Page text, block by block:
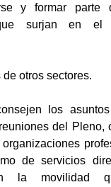
y formar parte
surjan en el
otros sectores.
los
del Pleno,
de servicios
la movilidad